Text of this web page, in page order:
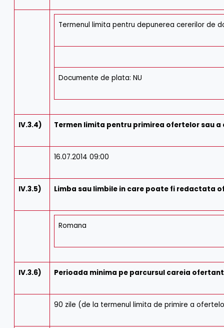
Termenul limita pentru depunerea cererilor de
Documente de plata: NU
IV.3.4) Termen limita pentru primirea ofertelor sau
16.07.2014 09:00
IV.3.5) Limba sau limbile in care poate fi redactata
Romana
IV.3.6) Perioada minima pe parcursul careia
90 zile (de la termenul limita de primire a